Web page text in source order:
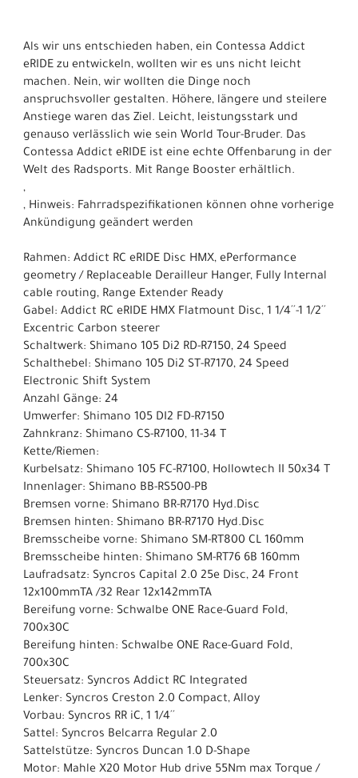
Als wir uns entschieden haben, ein Contessa Addict
eRIDE zu entwickeln, wollten wir es uns nicht leicht
machen. Nein, wir wollten die Dinge noch
anspruchsvoller gestalten. Höhere, längere und steilere
Anstiege waren das Ziel. Leicht, leistungsstark und
genauso verlässlich wie sein World Tour-Bruder. Das
Contessa Addict eRIDE ist eine echte Offenbarung in der
Welt des Radsports. Mit Range Booster erhältlich.
,
, Hinweis: Fahrradspezifikationen können ohne vorherige
Ankündigung geändert werden
Rahmen: Addict RC eRIDE Disc HMX, ePerformance
geometry / Replaceable Derailleur Hanger, Fully Internal
cable routing, Range Extender Ready
Gabel: Addict RC eRIDE HMX Flatmount Disc, 1 1/4´´-1 1/2´´
Excentric Carbon steerer
Schaltwerk: Shimano 105 Di2 RD-R7150, 24 Speed
Schalthebel: Shimano 105 Di2 ST-R7170, 24 Speed
Electronic Shift System
Anzahl Gänge: 24
Umwerfer: Shimano 105 DI2 FD-R7150
Zahnkranz: Shimano CS-R7100, 11-34 T
Kette/Riemen:
Kurbelsatz: Shimano 105 FC-R7100, Hollowtech II 50x34 T
Innenlager: Shimano BB-RS500-PB
Bremsen vorne: Shimano BR-R7170 Hyd.Disc
Bremsen hinten: Shimano BR-R7170 Hyd.Disc
Bremsscheibe vorne: Shimano SM-RT800 CL 160mm
Bremsscheibe hinten: Shimano SM-RT76 6B 160mm
Laufradsatz: Syncros Capital 2.0 25e Disc, 24 Front
12x100mmTA /32 Rear 12x142mmTA
Bereifung vorne: Schwalbe ONE Race-Guard Fold,
700x30C
Bereifung hinten: Schwalbe ONE Race-Guard Fold,
700x30C
Steuersatz: Syncros Addict RC Integrated
Lenker: Syncros Creston 2.0 Compact, Alloy
Vorbau: Syncros RR iC, 1 1/4´´
Sattel: Syncros Belcarra Regular 2.0
Sattelstütze: Syncros Duncan 1.0 D-Shape
Motor: Mahle X20 Motor Hub drive 55Nm max Torque /